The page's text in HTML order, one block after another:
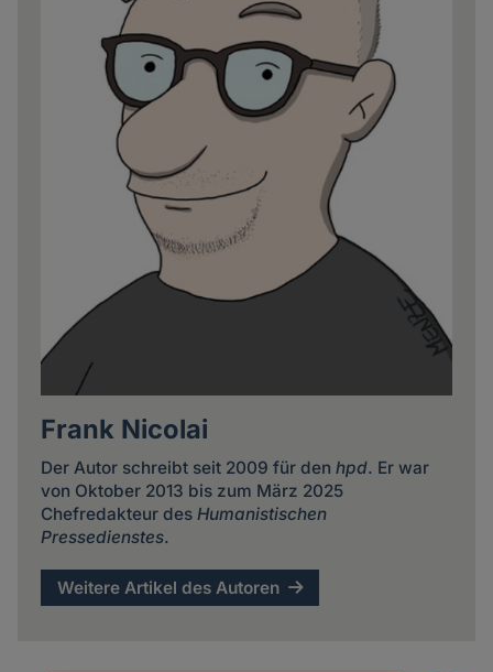
Frank Nicolai
Der Autor schreibt seit 2009 für den hpd. Er war
von Oktober 2013 bis zum März 2025
Chefredakteur des Humanistischen
Pressedienstes.
Weitere Artikel des Autoren